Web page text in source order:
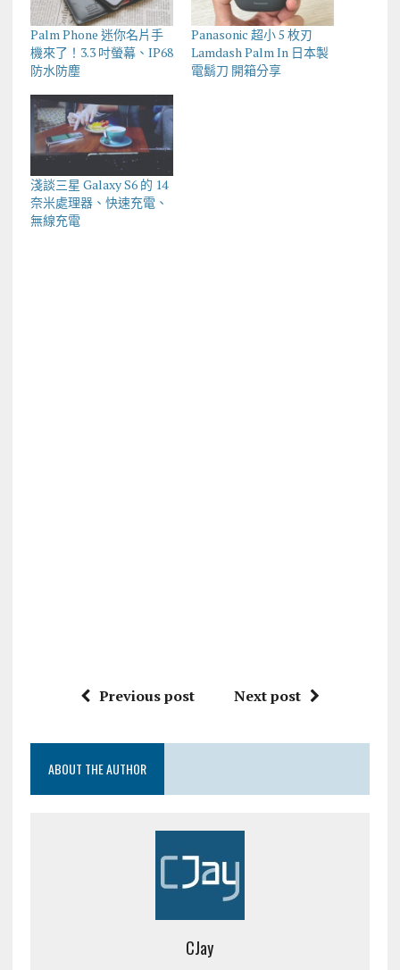
Palm Phone 迷你名片手
機來了！3.3 吋螢幕、IP68
防水防塵
Panasonic 超小 5 枚刃
Lamdash Palm In 日本製
電鬍刀 開箱分享
淺談三星 Galaxy S6 的 14
奈米處理器、快速充電、
無線充電
Previous post Next post
ABOUT THE AUTHOR
CJay